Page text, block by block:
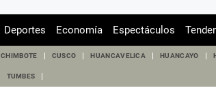
Deportes Economía Espectáculos
CHIMBOTE CUSCO HUANCAVELICA HUANCAYO
TUMBES